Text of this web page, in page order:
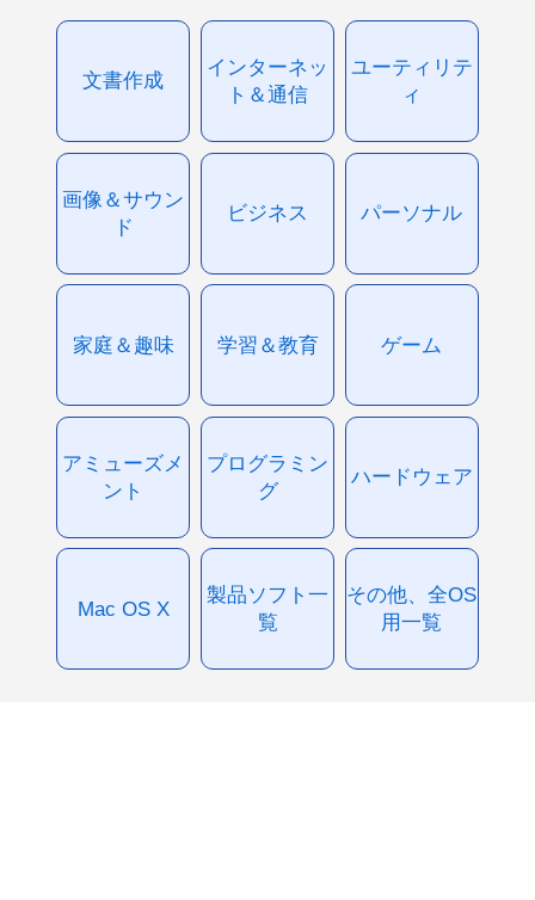
文書作成
インターネッ
ト＆通信
ユーティリテ
ィ
画像＆サウン
ド
ビジネス パーソナル
家庭＆趣味 学習＆教育 ゲーム
アミューズメ
ント
プログラミン
グ
ハードウェア
Mac OS X
製品ソフト一
覧
その他、全OS
用一覧